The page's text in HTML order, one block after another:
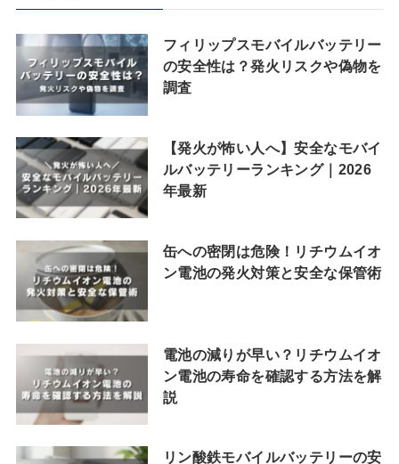
フィリップスモバイルバッテリー
の安全性は？発火リスクや偽物を
調査
【発火が怖い人へ】安全なモバイ
ルバッテリーランキング｜2026
年最新
缶への密閉は危険！リチウムイオ
ン電池の発火対策と安全な保管術
電池の減りが早い？リチウムイオ
ン電池の寿命を確認する方法を解
説
リン酸鉄モバイルバッテリーの安